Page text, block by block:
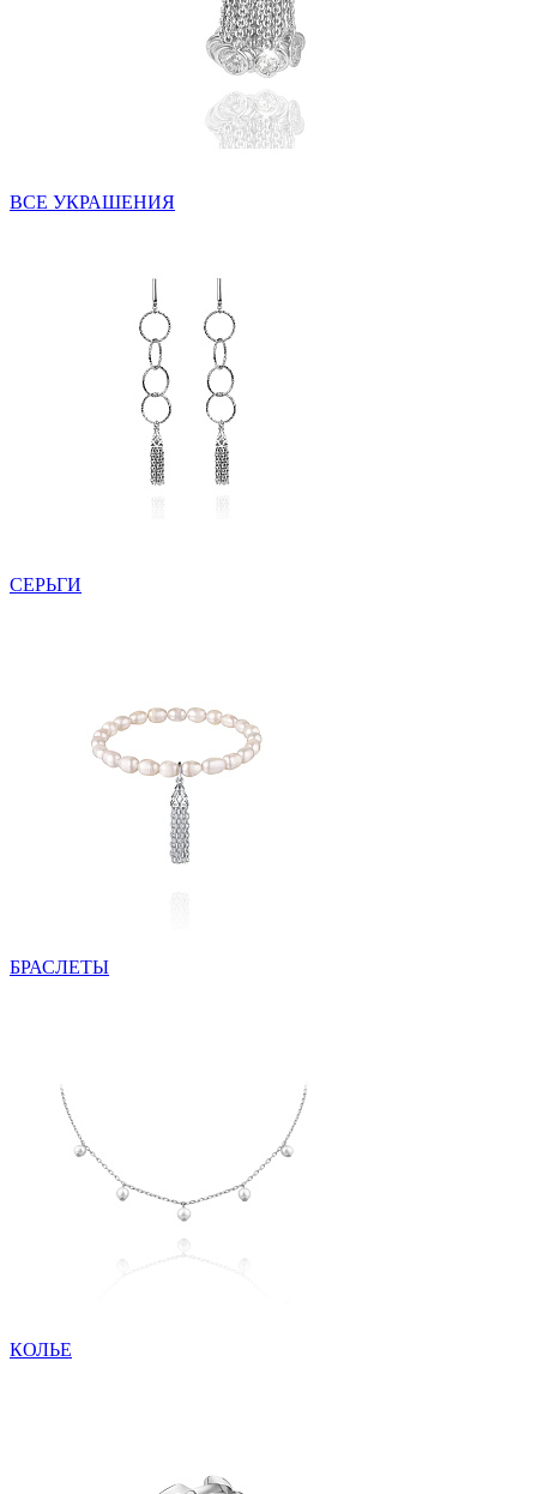
ВСЕ УКРАШЕНИЯ
СЕРЬГИ
БРАСЛЕТЫ
КОЛЬЕ